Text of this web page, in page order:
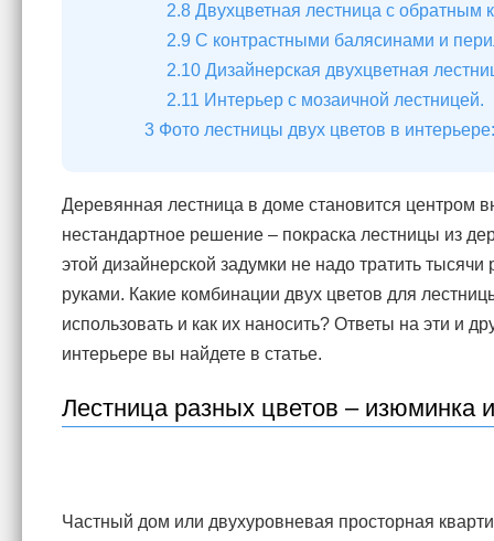
2.8 Двухцветная лестница с обратным
2.9 С контрастными балясинами и
2.10 Дизайнерская двухцветная
2.11 Интерьер с мозаичной лестницей.
3 Фото лестницы двух цветов в
Деревянная лестница в доме становится центром
нестандартное решение – покраска лестницы из
этой дизайнерской задумки не надо тратить
руками. Какие комбинации двух цветов для
использовать и как их наносить? Ответы на эти и
интерьере вы найдете в статье.
Лестница разных цветов – изюминка
Частный дом или двухуровневая просторная